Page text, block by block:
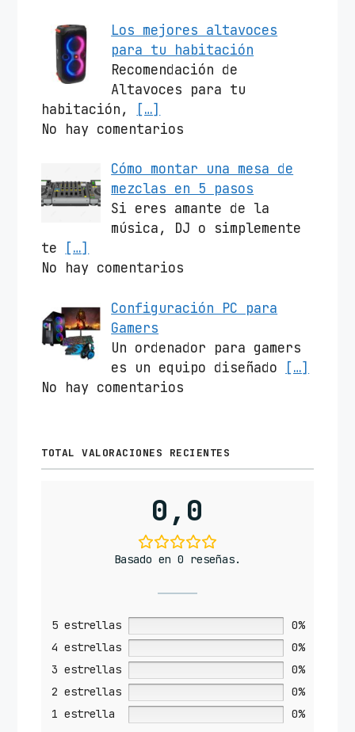
Los mejores altavoces
para tu habitación
Recomendación de
Altavoces para tu
habitación,
[…]
No hay comentarios
Cómo montar una mesa de
mezclas en 5 pasos
Si eres amante de la
música, DJ o simplemente
te
[…]
No hay comentarios
Configuración PC para
Gamers
Un ordenador para gamers
es un equipo diseñado
[…]
No hay comentarios
TOTAL VALORACIONES RECIENTES
0,0
Basado en 0 reseñas.
5 estrellas
0%
4 estrellas
0%
3 estrellas
0%
2 estrellas
0%
1 estrella
0%